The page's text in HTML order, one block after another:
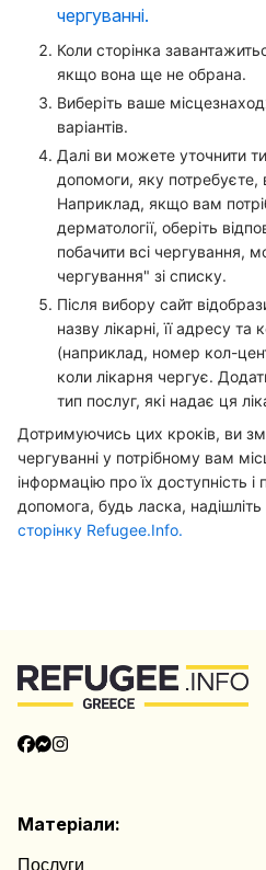
чергуванні.
Коли сторінка
якщо вона ще не обрана.
Виберіть ваше
варіантів.
Далі ви можете уточнити
допомоги, яку потребуєте,
Наприклад, якщо вам
дерматології, оберіть
побачити всі чергування,
чергування" зі списку.
Після вибору сайт
назву лікарні, її адресу
(наприклад, номер кол-
коли лікарня чергує.
тип послуг, які надає ця
Дотримуючись цих кроків, ви
чергуванні у потрібному вам
інформацію про їх доступність
допомога, будь ласка,
сторінку Refugee.Info.
Матеріали:
Послуги